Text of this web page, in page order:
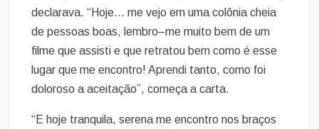
declarava. “Hoje… me vejo em uma colônia cheia
de pessoas boas, lembro–me muito bem de um
filme que assisti e que retratou bem como é esse
lugar que me encontro! Aprendi tanto, como foi
doloroso a aceitação”, começa a carta.
“E hoje tranquila, serena me encontro nos braços